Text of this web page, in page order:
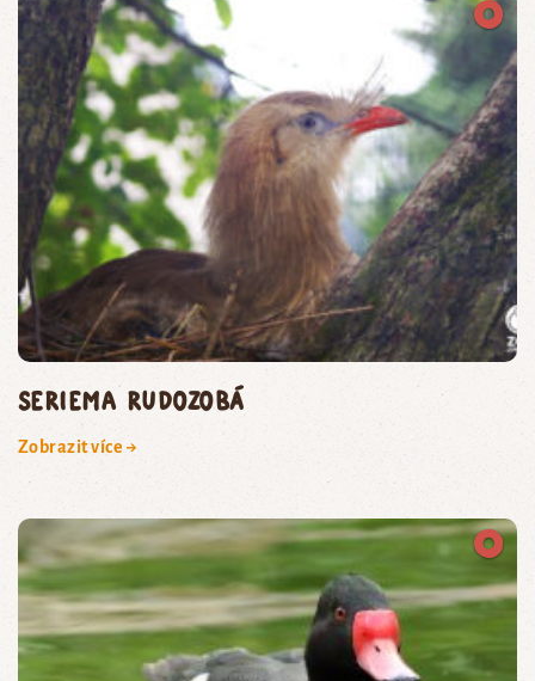
seriema rudozobá
Zobrazit více →